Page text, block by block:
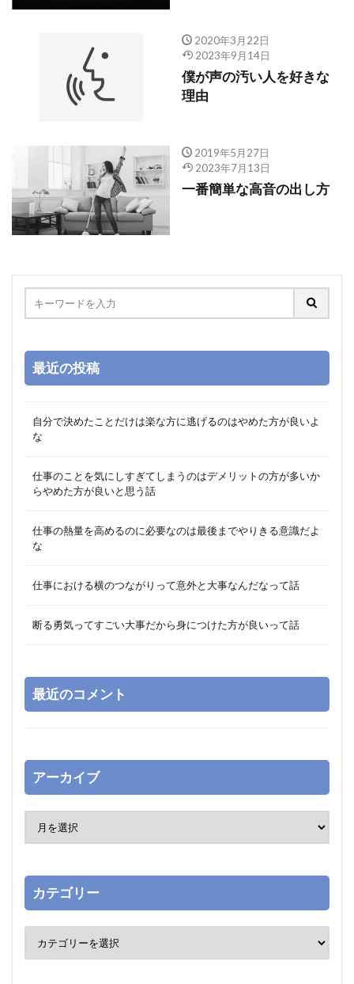
2020年3月22日
2023年9月14日
僕が声の汚い人を好きな
理由
2019年5月27日
2023年7月13日
一番簡単な高音の出し方
最近の投稿
自分で決めたことだけは楽な方に逃げるのはやめた方が良いよ
な
仕事のことを気にしすぎてしまうのはデメリットの方が多いか
らやめた方が良いと思う話
仕事の熱量を高めるのに必要なのは最後までやりきる意識だよ
な
仕事における横のつながりって意外と大事なんだなって話
断る勇気ってすごい大事だから身につけた方が良いって話
最近のコメント
アーカイブ
カテゴリー